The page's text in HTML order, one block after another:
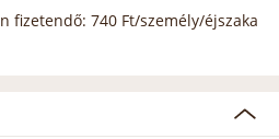
fizetendő: 740 Ft/személy/éjszaka